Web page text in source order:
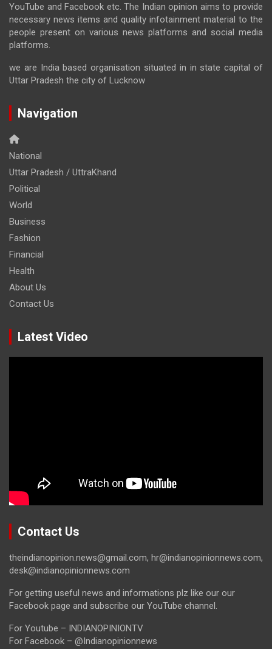
YouTube and Facebook etc. The Indian opinion aims to provide
necessary news items and quality infotainment material to the
people present on various news platforms and social media
platforms.
we are India based organisation situated in in state capital of
Uttar Pradesh the city of Lucknow
Navigation
National
Uttar Pradesh / UttraKhand
Political
World
Business
Fashion
Financial
Health
About Us
Contact Us
Latest Video
Contact Us
theindianopinion.news@gmail.com, hr@indianopinionnews.com,
desk@indianopinionnews.com
For getting useful news and informations plz like our our
Facebook page and subscribe our YouTube channel.
For Youtube – INDIANOPINIONTV
For Facebook – @Indianopinionnews